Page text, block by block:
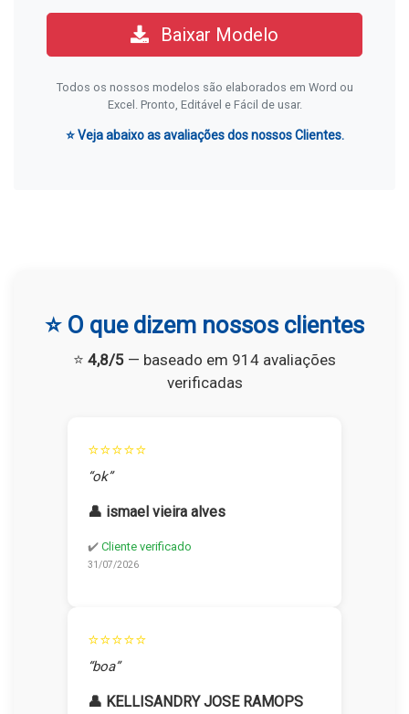
Baixar Modelo
Todos os nossos modelos são elaborados em Word ou
Excel. Pronto, Editável e Fácil de usar.
⭐ Veja abaixo as avaliações dos nossos Clientes.
⭐ O que dizem nossos clientes
⭐ 4,8/5 — baseado em 914 avaliações
verificadas
⭐⭐⭐⭐⭐
“ok”
👤 ismael vieira alves
✔️ Cliente verificado
31/07/2026
⭐⭐⭐⭐⭐
“boa”
👤 KELLISANDRY JOSE RAMOPS